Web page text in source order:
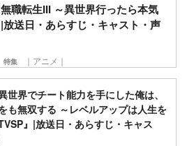
職転生III ～異世界行ったら本気
放送日・あらすじ・キャスト・声
特集 ｜アニメ｜
世界でチート能力を手にした俺は、
も無双する ～レベルアップは人生を
』|放送日・あらすじ・キャス